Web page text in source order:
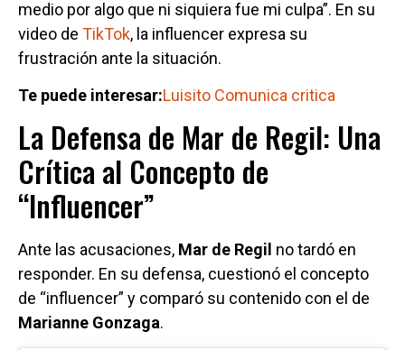
medio por algo que ni siquiera fue mi culpa”. En su
video de TikTok, la influencer expresa su
frustración ante la situación.
Te puede interesar:Luisito Comunica critica
La Defensa de Mar de Regil: Una
Crítica al Concepto de
“Influencer”
Ante las acusaciones, Mar de Regil no tardó en
responder. En su defensa, cuestionó el concepto
de “influencer” y comparó su contenido con el de
Marianne Gonzaga.